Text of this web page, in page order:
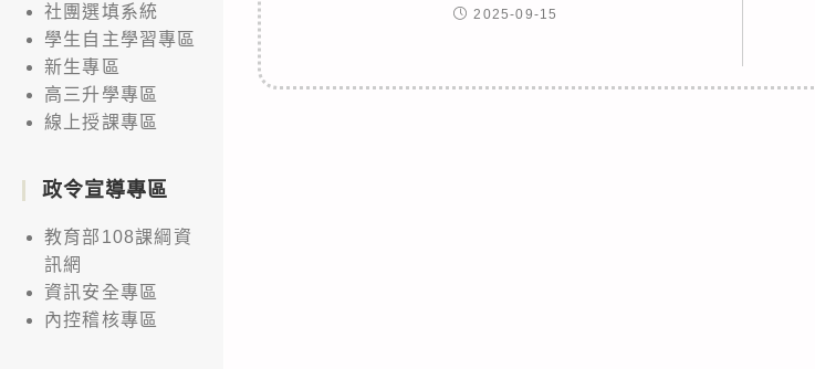
2025-09-15
社團選填系統
學生自主學習專區
新生專區
高三升學專區
線上授課專區
政令宣導專區
教育部108課綱資
訊網
資訊安全專區
內控稽核專區